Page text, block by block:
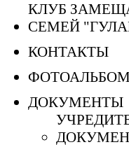
КЛУБ
СЕМЕЙ
КОНТАКТЫ
ДОКУМЕНТЫ